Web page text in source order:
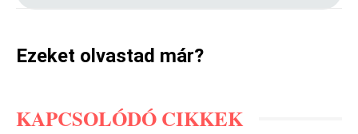
Ezeket olvastad már?
KAPCSOLÓDÓ CIKKEK